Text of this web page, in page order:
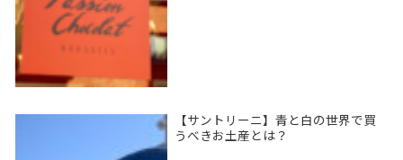
【サントリーニ】青と白の世界で買
うべきお土産とは？